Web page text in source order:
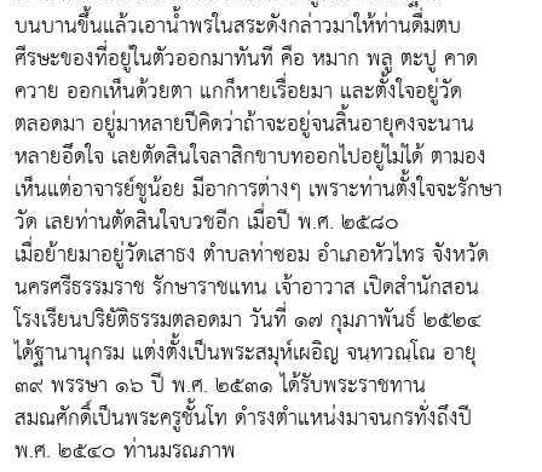
บนบานขึ้นแล้วเอาน้ำพรในสระดังกล่าวมาให้ท่านดื่มตบ
ศีรษะของที่อยู่ในตัวออกมาทันที คือ หมาก พลู ตะปู คาด
ควาย ออกเห็นด้วยตา แกก็หายเรื่อยมา และตั้งใจอยู่วัด
ตลอดมา อยู่มาหลายปีคิดว่าถ้าจะอยู่จนสิ้นอายุคงจะนาน
หลายอึดใจ เลยตัดสินใจลาสิกขาบทออกไปอยู่ไม่ได้ ตามอง
เห็นแต่อาจารย์ชูน้อย มีอาการต่างๆ เพราะท่านตั้งใจจะรักษา
วัด เลยท่านตัดสินใจบวชอีก เมื่อปี พ.ศ. ๒๕๘๐
เมื่อย้ายมาอยู่วัดเสาธง ตำบลท่าซอม อำเภอหัวไทร จังหวัด
นครศรีธรรมราช รักษาราชแทน เจ้าอาวาส เปิดสำนักสอน
โรงเรียนปริยัติธรรมตลอดมา วันที่ ๑๗ กุมภาพันธ์ ๒๕๒๔
ได้ฐานานุกรม แต่งตั้งเป็นพระสมุห์เผอิญ จนฺทวณฺโณ อายุ
๓๙ พรรษา ๑๖ ปี พ.ศ. ๒๕๓๑ ได้รับพระราชทาน
สมณศักดิ์เป็นพระครูชั้นโท ดำรงตำแหน่งมาจนกรทั่งถึงปี
พ.ศ. ๒๕๔๐ ท่านมรณภาพ